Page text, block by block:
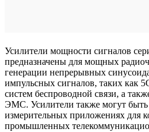
Усилители мощности сигналов
предназначены для мощных
генерации непрерывных
импульсных сигналов, таких как
систем беспроводной связи, а
ЭМС. Усилители также могут быть
измерительных приложениях для
промышленных